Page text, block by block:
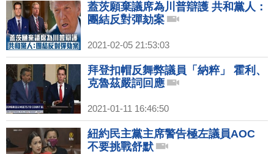
蓋茨願棄議席為川普辯護 共和黨人：
團結反對彈劾案
2021-02-05 21:53:03
拜登扣帽反舞弊議員「納粹」 霍利、
克魯茲嚴詞回應
2021-01-11 16:46:50
紐約民主黨主席警告極左議員AOC
不要挑戰舒默